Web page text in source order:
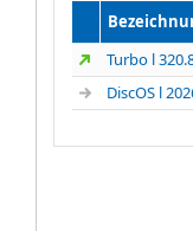
Turbo l
DiscOS l